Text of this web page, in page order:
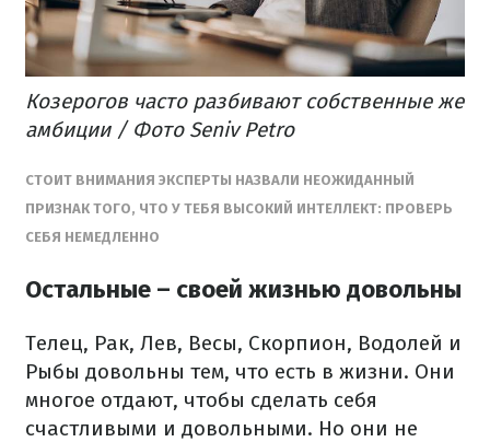
Козерогов часто разбивают собственные же
амбиции / Фото Seniv Petro
СТОИТ ВНИМАНИЯ ЭКСПЕРТЫ НАЗВАЛИ НЕОЖИДАННЫЙ
ПРИЗНАК ТОГО, ЧТО У ТЕБЯ ВЫСОКИЙ ИНТЕЛЛЕКТ: ПРОВЕРЬ
СЕБЯ НЕМЕДЛЕННО
Остальные – своей жизнью довольны
Телец, Рак, Лев, Весы, Скорпион, Водолей и
Рыбы довольны тем, что есть в жизни. Они
многое отдают, чтобы сделать себя
счастливыми и довольными. Но они не